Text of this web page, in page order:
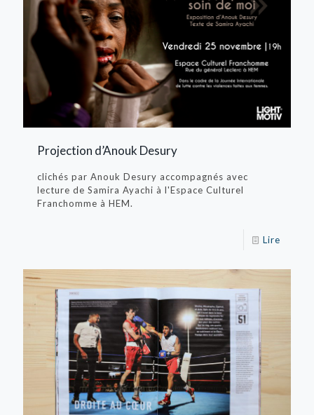
Projection d’Anouk Desury
clichés par Anouk Desury accompagnés avec
lecture de Samira Ayachi à l'Espace Culturel
Franchomme à HEM.
Lire